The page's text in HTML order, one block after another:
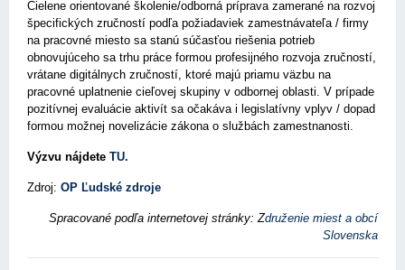
Cielene orientované školenie/odborná príprava zamerané na rozvoj
špecifických zručností podľa požiadaviek zamestnávateľa / firmy
na pracovné miesto sa stanú súčasťou riešenia potrieb
obnovujúceho sa trhu práce formou profesijného rozvoja zručností,
vrátane digitálnych zručností, ktoré majú priamu väzbu na
pracovné uplatnenie cieľovej skupiny v odbornej oblasti. V prípade
pozitívnej evaluácie aktivít sa očakáva i legislatívny vplyv / dopad
formou možnej novelizácie zákona o službách zamestnanosti.
Výzvu nájdete TU.
Zdroj: OP Ľudské zdroje
Spracované podľa internetovej stránky: Združenie miest a obcí
Slovenska